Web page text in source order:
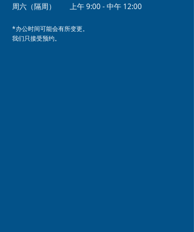
周六（隔周）
上午 9:00 - 中午 12:00
*办公时间可能会有所变更。
我们只接受预约。